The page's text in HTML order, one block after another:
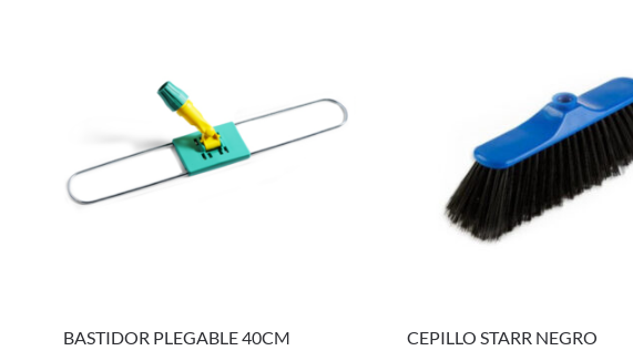
BASTIDOR PLEGABLE 40CM CEPILLO STARR NEGRO